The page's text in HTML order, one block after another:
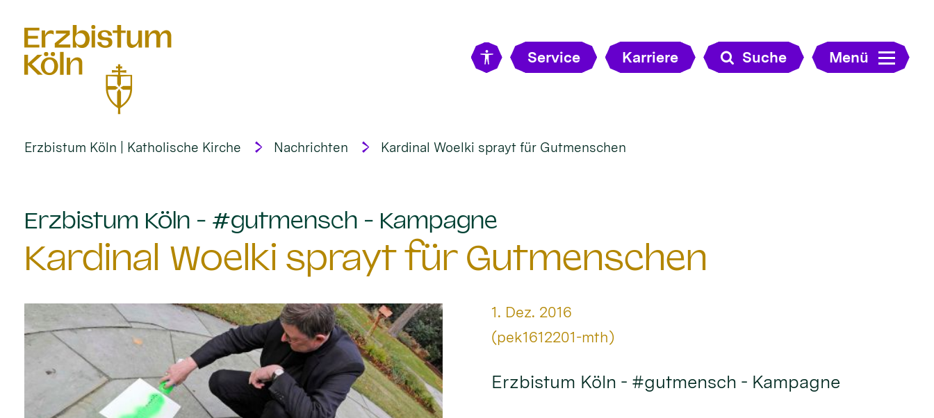
Service Karriere Suche Menü
Erzbistum Köln | Katholische Kirche Nachrichten Kardinal Woelki sprayt für Gutmenschen
Erzbistum Köln - #gutmensch - Kampagne
Kardinal Woelki sprayt für Gutmenschen
Datum:
1. Dez. 2016
Von:
(pek1612201-mth)
Erzbistum Köln - #gutmensch - Kampagne